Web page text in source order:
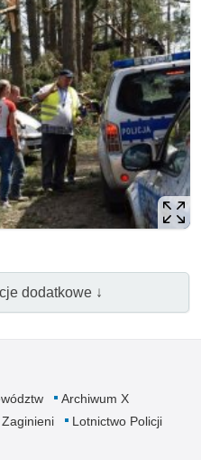
dodatkowe ↓
Archiwum X
Zaginieni
Lotnictwo Policji